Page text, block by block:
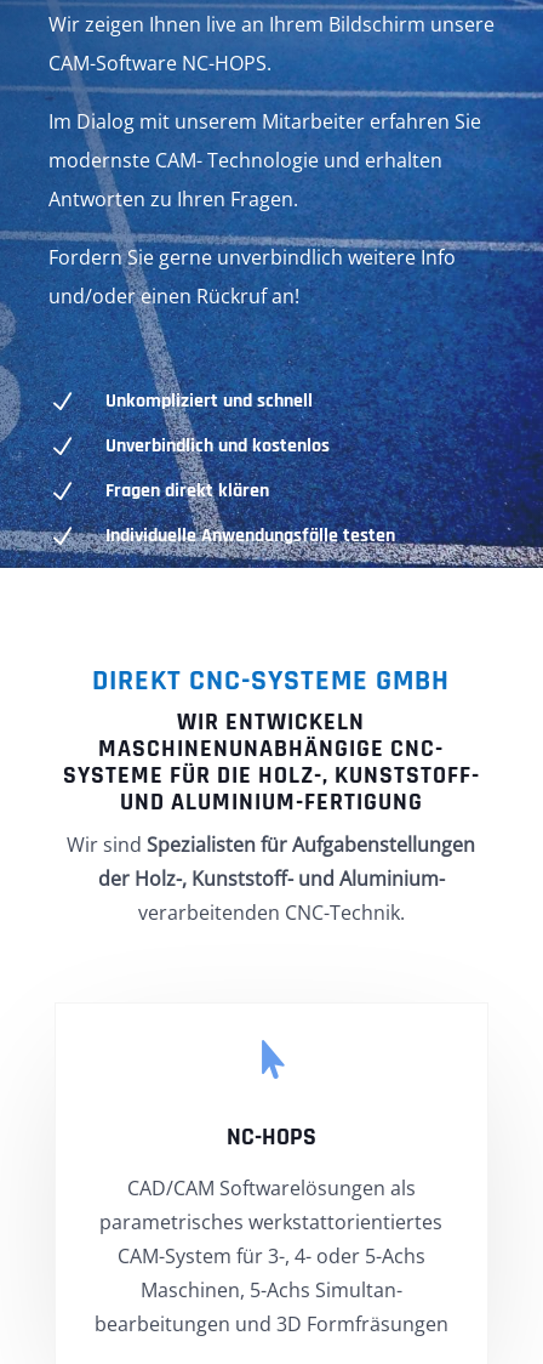
Wir zeigen Ihnen live an Ihrem Bildschirm unsere
CAM-Software NC-HOPS.
Im Dialog mit unserem Mitarbeiter erfahren Sie
modernste CAM- Technologie und erhalten
Antworten zu Ihren Fragen.
Fordern Sie gerne unverbindlich weitere Info
und/oder einen Rückruf an!
N Unkompliziert und schnell
N Unverbindlich und kostenlos
N Fragen direkt klären
N Individuelle Anwendungsfälle testen
DIREKT CNC-SYSTEME GMBH
WIR ENTWICKELN
MASCHINENUNABHÄNGIGE CNC-
SYSTEME FÜR DIE HOLZ-, KUNSTSTOFF-
UND ALUMINIUM-FERTIGUNG
Wir sindSpezialisten fürAufgabenstellungen
der Holz-, Kunststoff- und Aluminium-
verarbeitenden CNC-Technik.

NC-HOPS
CAD/CAM Softwarelösungen als
parametrisches werkstattorientiertes
CAM-System für 3-, 4- oder 5-Achs
Maschinen, 5-Achs Simultan-
bearbeitungen und 3D Formfräsungen